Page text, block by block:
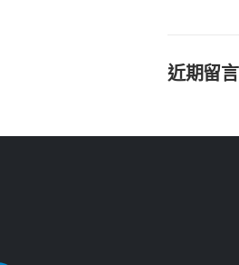
近期留言